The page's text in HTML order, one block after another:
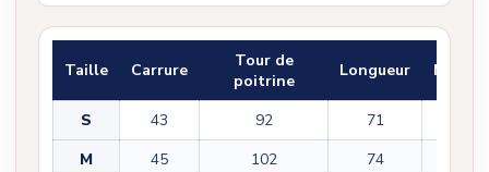
Taille Carrure
Tour de
poitrine
Longueur
S 43 92 71
M
45 102 74